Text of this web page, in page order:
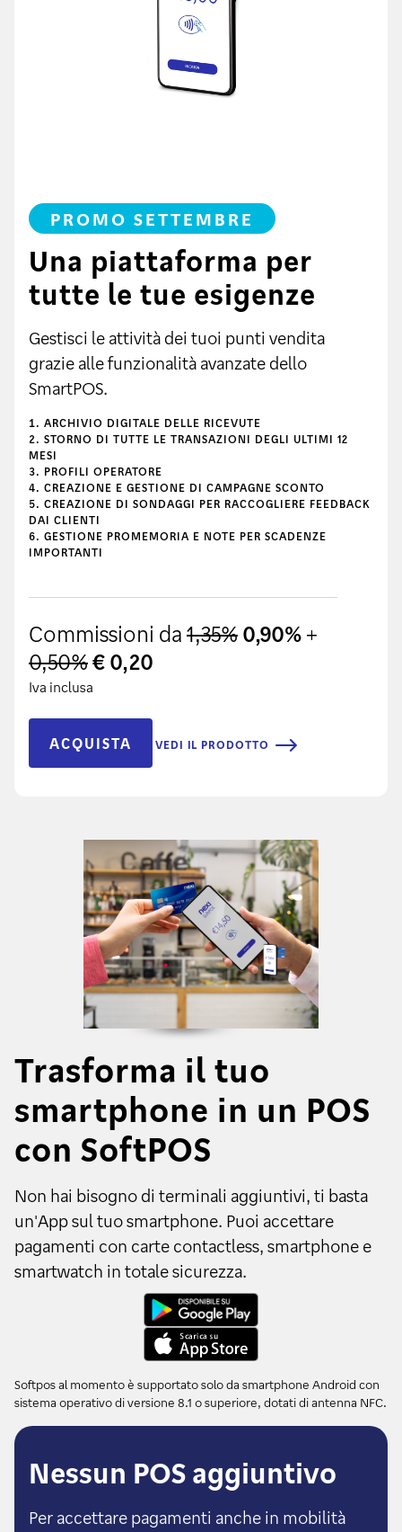
PROMO SETTEMBRE
Una piattaforma per
tutte le tue esigenze
Gestisci le attività dei tuoi punti vendita
grazie alle funzionalità avanzate dello
SmartPOS.
ARCHIVIO DIGITALE DELLE RICEVUTE
STORNO DI TUTTE LE TRANSAZIONI DEGLI ULTIMI 12
MESI
PROFILI OPERATORE
CREAZIONE E GESTIONE DI CAMPAGNE SCONTO
CREAZIONE DI SONDAGGI PER RACCOGLIERE FEEDBACK
DAI CLIENTI
GESTIONE PROMEMORIA E NOTE PER SCADENZE
IMPORTANTI
Commissioni da 1,35% 0,90% +
0,50%€ 0,20
Iva inclusa
ACQUISTA VEDI IL PRODOTTO
Trasforma il tuo
smartphone in un POS
con SoftPOS
Non hai bisogno di terminali aggiuntivi, ti basta
un'App sul tuo smartphone. Puoi accettare
pagamenti con carte contactless, smartphone e
smartwatch in totale sicurezza.
Softpos al momento è supportato solo da smartphone Android con
sistema operativo di versione 8.1 o superiore, dotati di antenna NFC.
Nessun POS aggiuntivo
Per accettare pagamenti anche in mobilità